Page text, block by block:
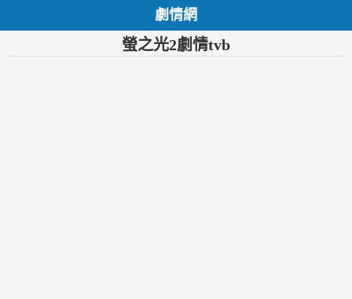
劇情網
螢之光2劇情tvb